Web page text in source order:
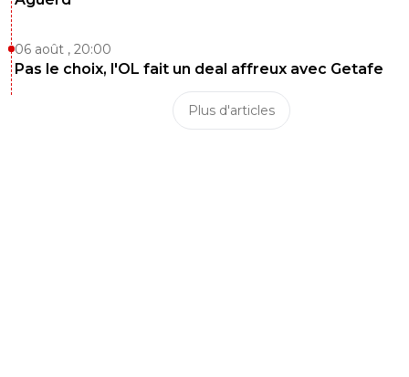
06 août , 20:00
Pas le choix, l'OL fait un deal affreux avec Getafe
Plus d'articles